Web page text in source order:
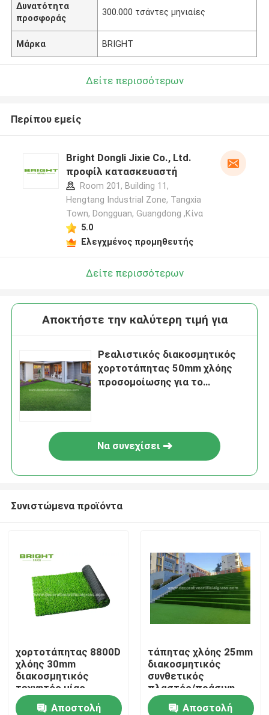
Προϊόντα
Σχετικά με εμάς
Δυνατότητα
προσφοράς
300.000 τσάντες μηνιαίες
Μάρκα BRIGHT
Δείτε περισσότερων
Περίπου εμείς
Bright Dongli Jixie Co., Ltd.
προφίλ κατασκευαστή
Room 201, Building 11,
Hengtang Industrial Zone, Tangxia
Town, Dongguan, Guangdong ,Κίνα
5.0
Ελεγχμένος προμηθευτής
Δείτε περισσότερων
Αποκτήστε την καλύτερη τιμή για
Ρεαλιστικός διακοσμητικός
χορτοτάπητας 50mm χλόης
προσομοίωσης για το
Να συνεχίσει
Συνιστώμενα προϊόντα
χορτοτάπητας 8800D
χλόης 30mm
διακοσμητικός
τεχνητός μίας
χρήσης για τη
δεξίωση γάμου
Αποστολή
τάπητας χλόης 25mm
διακοσμητικός
συνθετικός
πλαστός/πράσινη
τεχνητή χλόη
60*120cmΑποστολή